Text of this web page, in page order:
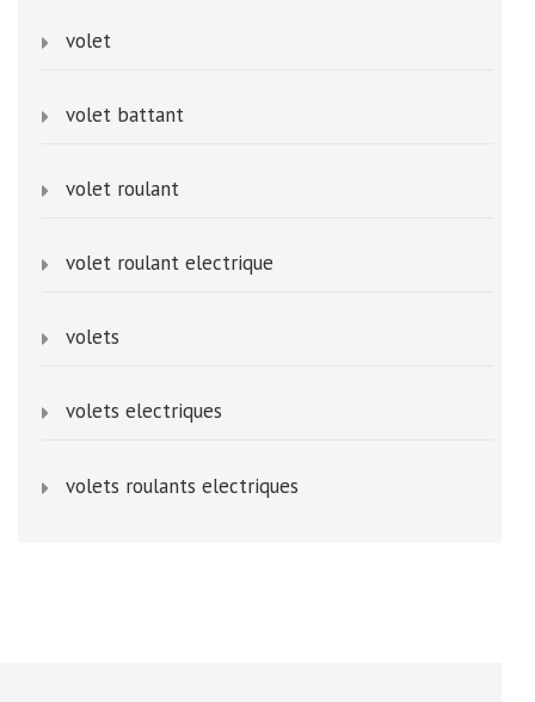
volet
volet battant
volet roulant
volet roulant electrique
volets
volets electriques
volets roulants electriques